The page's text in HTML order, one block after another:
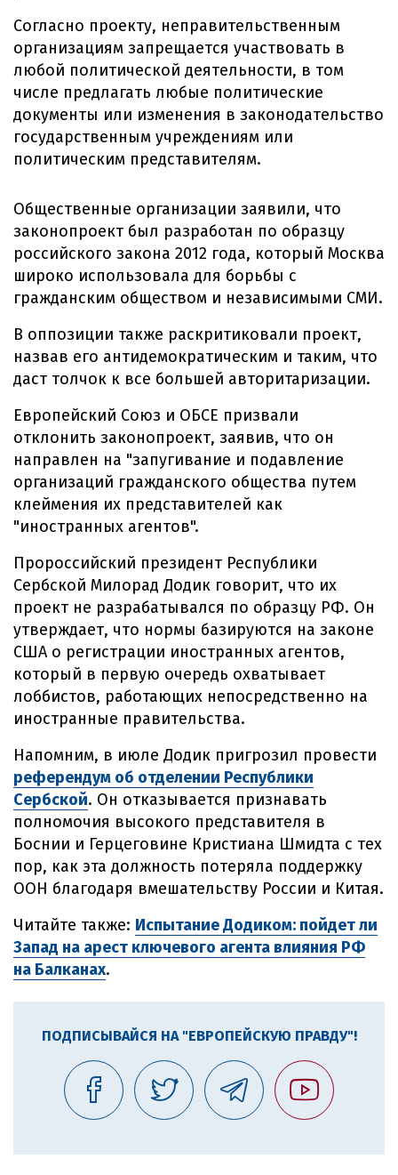
Согласно проекту, неправительственным
организациям запрещается участвовать в
любой политической деятельности, в том
числе предлагать любые политические
документы или изменения в законодательство
государственным учреждениям или
политическим представителям.
Общественные организации заявили, что
законопроект был разработан по образцу
российского закона 2012 года, который Москва
широко использовала для борьбы с
гражданским обществом и независимыми СМИ.
В оппозиции также раскритиковали проект,
назвав его антидемократическим и таким, что
даст толчок к все большей авторитаризации.
Европейский Союз и ОБСЕ призвали
отклонить законопроект, заявив, что он
направлен на "запугивание и подавление
организаций гражданского общества путем
клеймения их представителей как
"иностранных агентов".
Пророссийский президент Республики
Сербской Милорад Додик говорит, что их
проект не разрабатывался по образцу РФ. Он
утверждает, что нормы базируются на законе
США о регистрации иностранных агентов,
который в первую очередь охватывает
лоббистов, работающих непосредственно на
иностранные правительства.
Напомним, в июле Додик пригрозил провести
референдум об отделении Республики
Сербской. Он отказывается признавать
полномочия высокого представителя в
Боснии и Герцеговине Кристиана Шмидта с тех
пор, как эта должность потеряла поддержку
ООН благодаря вмешательству России и Китая.
Читайте также: Испытание Додиком: пойдет ли
Запад на арест ключевого агента влияния РФ
на Балканах.
ПОДПИСЫВАЙСЯ НА "ЕВРОПЕЙСКУЮ ПРАВДУ"!